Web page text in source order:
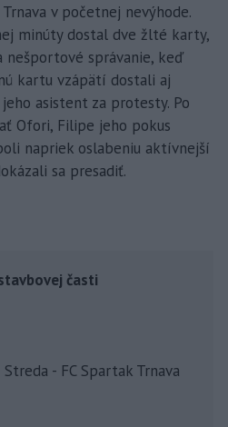
v početnej nevýhode.
minúty dostal dve žlté karty,
nešportové správanie, keď
kartu vzápätí dostali aj
asistent za protesty. Po
Ofori, Filipe jeho pokus
napriek oslabeniu aktívnejší
sa presadiť.
časti
Streda - FC Spartak Trnava